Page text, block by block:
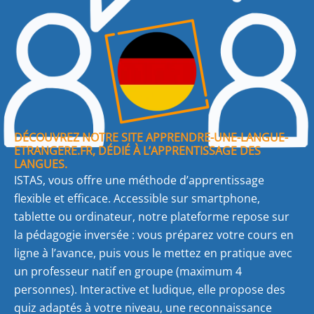
DÉCOUVREZ NOTRE SITE APPRENDRE-UNE-LANGUE-
ETRANGERE.FR, DÉDIÉ À L’APPRENTISSAGE DES
LANGUES.
ISTAS, vous offre une méthode d’apprentissage
flexible et efficace. Accessible sur smartphone,
tablette ou ordinateur, notre plateforme repose sur
la pédagogie inversée : vous préparez votre cours en
ligne à l’avance, puis vous le mettez en pratique avec
un professeur natif en groupe (maximum 4
personnes). Interactive et ludique, elle propose des
quiz adaptés à votre niveau, une reconnaissance